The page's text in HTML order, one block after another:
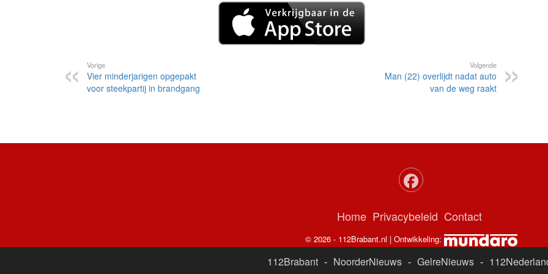
Vorige
Vier minderjarigen opgepakt
voor steekpartij in brandgang
Volgende
Man (22) overlijdt nadat auto
van de weg raakt
Home Privacybeleid Contact
© 2026 - 112Brabant.nl | Ontwikkeling:
112Brabant - NoorderNieuws - GelreNieuws -